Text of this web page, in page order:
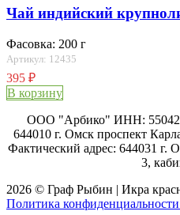
Чай индийский
Фасовка: 200 г
Артикул: 12435
395 ₽
В корзину
ООО "Арбико" ИНН:
644010 г. Омск проспект
Фактический адрес: 644031 г.
3,
2026 © Граф Рыбин | Икра
Политика